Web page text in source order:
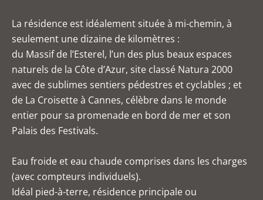
La résidence est idéalement située à mi-chemin, à
seulement une dizaine de kilomètres :
du Massif de l’Esterel, l’un des plus beaux espaces
naturels de la Côte d’Azur, site classé Natura 2000
avec de sublimes sentiers pédestres et cyclables ; et
de La Croisette à Cannes, célèbre dans le monde
entier pour sa promenade en bord de mer et son
Palais des Festivals.
Eau froide et eau chaude comprises dans les charges
(avec compteurs individuels).
Idéal pied-à-terre, résidence principale ou